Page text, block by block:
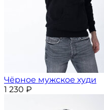
Чёрное мужское худи
1 230 ₽